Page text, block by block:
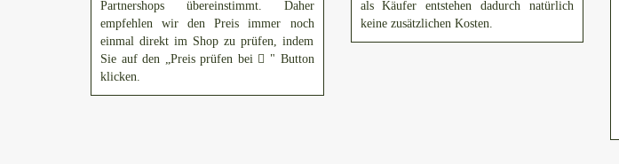
Partnershops übereinstimmt. Daher
empfehlen wir den Preis immer noch
einmal direkt im Shop zu prüfen, indem
Sie auf den „Preis prüfen bei
" Button
klicken.
als Käufer entstehen dadurch natürlich
keine zusätzlichen Kosten.